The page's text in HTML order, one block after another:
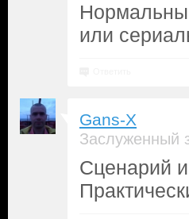
или
Gans-X
Заслуженный
Сценарий